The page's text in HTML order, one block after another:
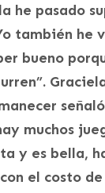
he pasado
también he
bueno
muchos
y es bella,
el costo